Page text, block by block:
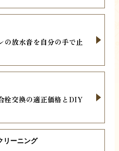
の放水音を自分の手で止
栓交換の適正価格とDIY
リーニング